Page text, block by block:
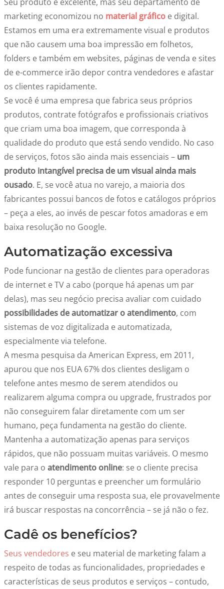
marketing economizou no material gráfico e digital.
Estamos em uma era extremamente visual e produtos
que não causem uma boa impressão em folhetos,
folders e também em websites, páginas de venda e sites
de e-commerce irão depor contra vendedores e afastar
os clientes rapidamente.
Se você é uma empresa que fabrica seus próprios
produtos, contrate fotógrafos e profissionais criativos
que criam uma boa imagem, que corresponda à
qualidade do produto que está sendo vendido. No caso
de serviços, fotos são ainda mais essenciais – um
produto intangível precisa de um visual ainda mais
ousado. E, se você atua no varejo, a maioria dos
fabricantes possui bancos de fotos e catálogos próprios
– peça a eles, ao invés de pescar fotos amadoras e em
baixa resolução no Google.
Automatização excessiva
Pode funcionar na gestão de clientes para operadoras
de internet e TV a cabo (porque há apenas um par
delas), mas seu negócio precisa avaliar com cuidado
possibilidades de automatizar o atendimento, com
sistemas de voz digitalizada e automatizada,
especialmente via telefone.
A mesma pesquisa da American Express, em 2011,
apurou que nos EUA 67% dos clientes desligam o
telefone antes mesmo de serem atendidos ou
realizarem alguma compra ou upgrade, frustrados por
não conseguirem falar diretamente com um ser
humano, peça fundamenta na gestão do cliente.
Mantenha a automatização apenas para serviços
rápidos, que não possuam muitas variáveis. O mesmo
vale para o atendimento online: se o cliente precisa
responder 10 perguntas e preencher um formulário
antes de conseguir uma resposta sua, ele provavelmente
irá buscar respostas na concorrência – se já não o fez.
Cadê os benefícios?
Seus vendedores e seu material de marketing falam a
respeito de todas as funcionalidades, propriedades e
características de seus produtos e serviços – contudo,